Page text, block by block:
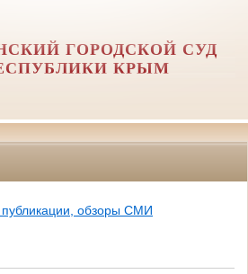
ГОРОДСКОЙ СУД
КРЫМ
обзоры СМИ